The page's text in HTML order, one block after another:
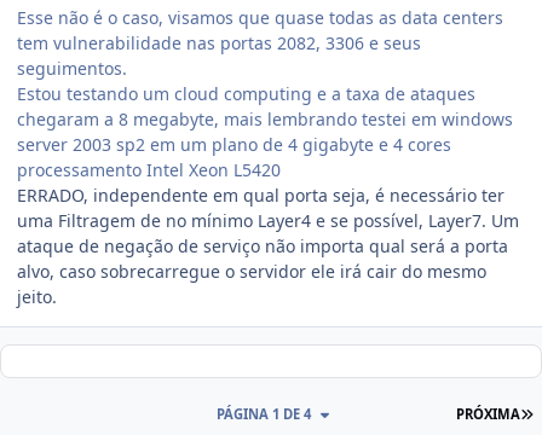
Esse não é o caso, visamos que quase todas as data centers
tem vulnerabilidade nas portas 2082, 3306 e seus
seguimentos.
Estou testando um cloud computing e a taxa de ataques
chegaram a 8 megabyte, mais lembrando testei em windows
server 2003 sp2 em um plano de 4 gigabyte e 4 cores
processamento Intel Xeon L5420
ERRADO, independente em qual porta seja, é necessário ter
uma Filtragem de no mínimo Layer4 e se possível, Layer7. Um
ataque de negação de serviço não importa qual será a porta
alvo, caso sobrecarregue o servidor ele irá cair do mesmo
jeito.
PRÓXIMA
PÁGINA 1 DE 4